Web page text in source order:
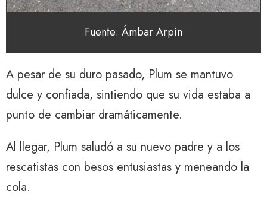
Fuente: Ámbar Arpin
A pesar de su duro pasado, Plum se mantuvo
dulce y confiada, sintiendo que su vida estaba a
punto de cambiar dramáticamente.
Al llegar, Plum saludó a su nuevo padre y a los
rescatistas con besos entusiastas y meneando la
cola.